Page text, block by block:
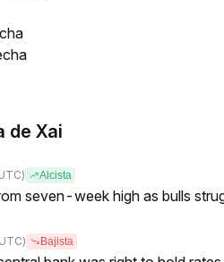
de Xai
Alcista
seven-week high as bulls
Bajista